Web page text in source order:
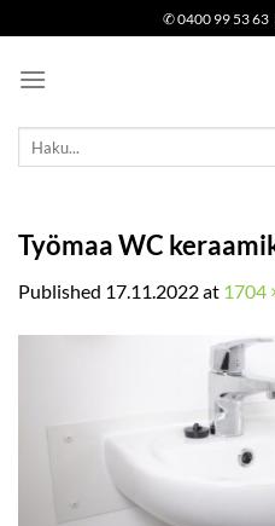
to
content
✆0400 99 53 63
Etsi:
Työmaa WC
Published 17.11.2022at 1704